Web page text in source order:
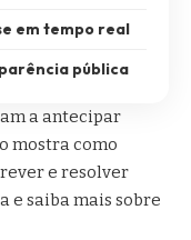
em tempo real
pública
a antecipar
mostra como
e resolver
e saiba mais sobre